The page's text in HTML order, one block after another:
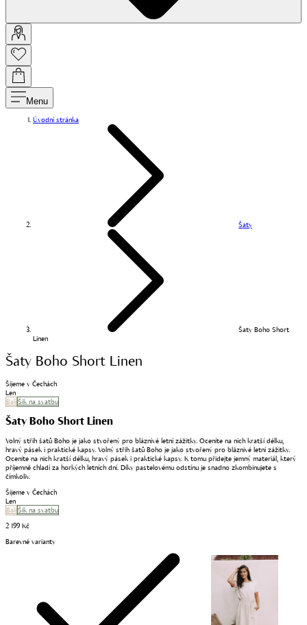
Menu
Úvodní stránka
Šaty
Šaty Boho Short
Linen
Šaty Boho Short Linen
Šijeme v Čechách
Len
BaliŠik na svatbu
Šaty Boho Short Linen
Volný střih šatů Boho je jako stvořený pro bláznivé letní zážitky. Oceníte na nich kratší délku,
hravý pásek i praktické kapsy. Volný střih šatů Boho je jako stvořený pro bláznivé letní zážitky.
Oceníte na nich kratší délku, hravý pásek i praktické kapsy. K tomu přidejte jemný materiál, který
příjemně chladí za horkých letních dní. Díky pastelovému odstínu je snadno zkombinujete s
čímkoliv.
Šijeme v Čechách
Len
BaliŠik na svatbu
2 199 Kč
Barevné varianty